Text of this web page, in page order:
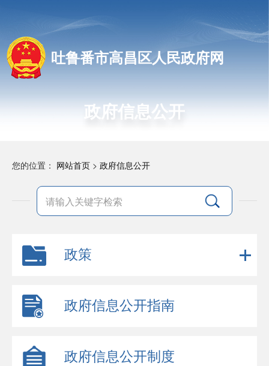
吐鲁番市高昌区人民政府网
政府信息公开
您的位置： 网站首页 > 政府信息公开
政策
政府信息公开指南
政府信息公开制度